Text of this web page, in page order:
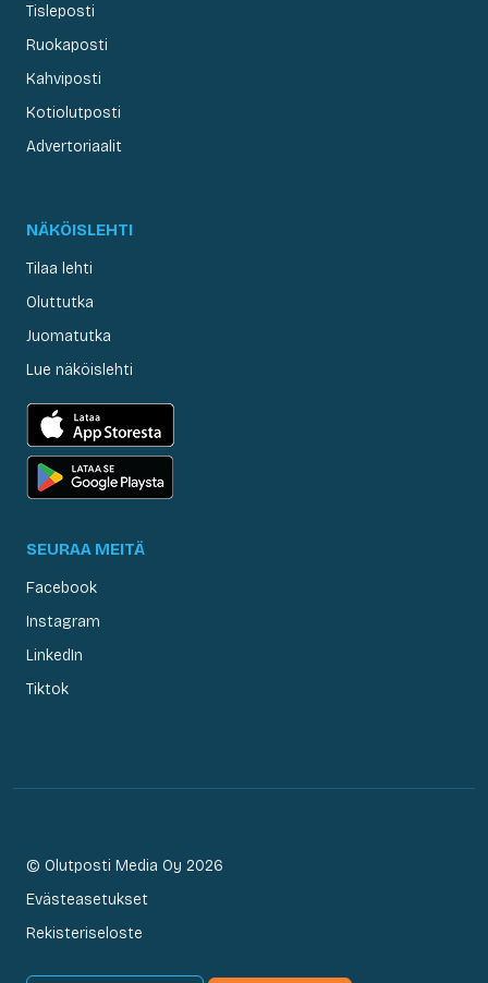
Tisleposti
Ruokaposti
Kahviposti
Kotiolutposti
Advertoriaalit
NÄKÖISLEHTI
Tilaa lehti
Oluttutka
Juomatutka
Lue näköislehti
SEURAA MEITÄ
Facebook
Instagram
LinkedIn
Tiktok
© Olutposti Media Oy 2026
Evästeasetukset
Rekisteriseloste